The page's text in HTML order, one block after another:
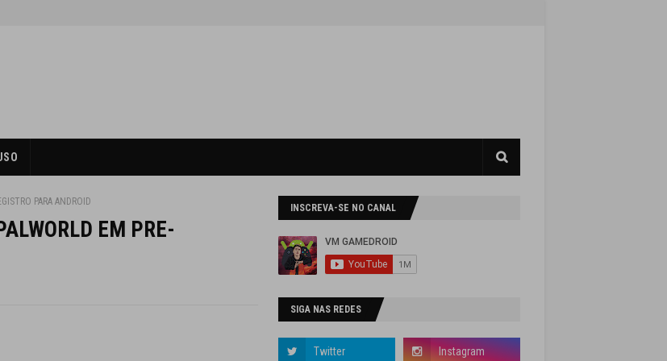
PARA ANDROID
EM PRE-
INSCREVA-SE NO CANAL
SIGA NAS REDES